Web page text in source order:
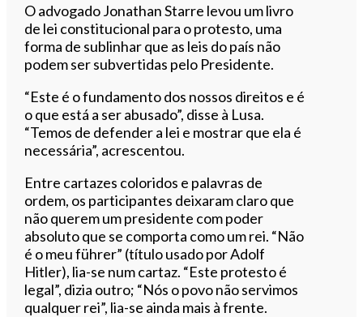
O advogado Jonathan Starre levou um livro
de lei constitucional para o protesto, uma
forma de sublinhar que as leis do país não
podem ser subvertidas pelo Presidente.
“Este é o fundamento dos nossos direitos e é
o que está a ser abusado”, disse à Lusa.
“Temos de defender a lei e mostrar que ela é
necessária”, acrescentou.
Entre cartazes coloridos e palavras de
ordem, os participantes deixaram claro que
não querem um presidente com poder
absoluto que se comporta como um rei. “Não
é o meu führer” (título usado por Adolf
Hitler), lia-se num cartaz. “Este protesto é
legal”, dizia outro; “Nós o povo não servimos
qualquer rei”, lia-se ainda mais à frente.